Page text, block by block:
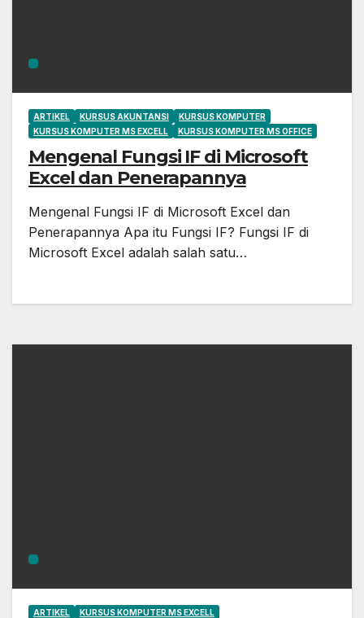
ARTIKEL KURSUS AKUNTANSI
KURSUS KOMPUTER
KURSUS KOMPUTER MS EXCELL
KURSUS KOMPUTER MS OFFICE
Mengenal Fungsi IF di Microsoft
Excel dan Penerapannya
Mengenal Fungsi IF di Microsoft Excel dan
Penerapannya Apa itu Fungsi IF? Fungsi IF di
Microsoft Excel adalah salah satu…
ARTIKEL
KURSUS KOMPUTER MS EXCELL